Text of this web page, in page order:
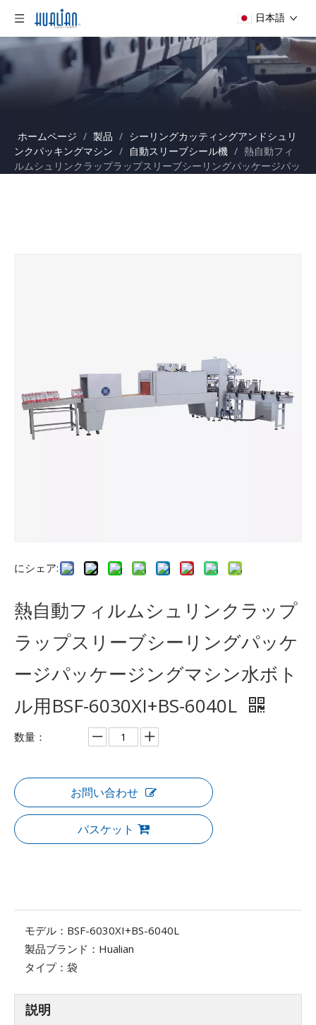
日本語
ホームページ / 製品 / シーリングカッティングアンドシュリ
ンクパッキングマシン / 自動スリーブシール機 / 熱自動フィ
ルムシュリンクラップラップスリーブシーリングパッケージパッ
にシェア:
熱自動フィルムシュリンクラップ
ラップスリーブシーリングパッケ
ージパッケージングマシン水ボト
ル用BSF-6030XI+BS-6040L
数量：
お問い合わせ
バスケット
モデル： BSF-6030XI+BS-6040L
製品ブランド： Hualian
タイプ： 袋
説明